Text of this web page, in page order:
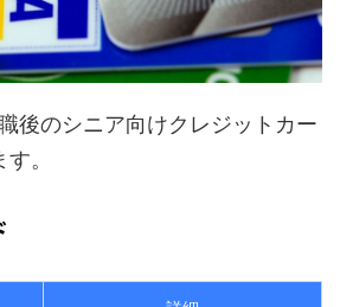
後のシニア向けクレジットカー
。